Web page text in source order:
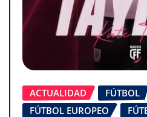
ACTUALIDAD
FÚTBOL
FÚTBOL EUROPEO